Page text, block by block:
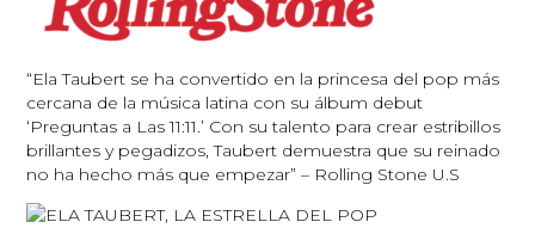
“Ela Taubert se ha convertido en la princesa del pop más
cercana de la música latina con su álbum debut
‘Preguntas a Las 11:11.’ Con su talento para crear estribillos
brillantes y pegadizos, Taubert demuestra que su reinado
no ha hecho más que empezar” – Rolling Stone U.S